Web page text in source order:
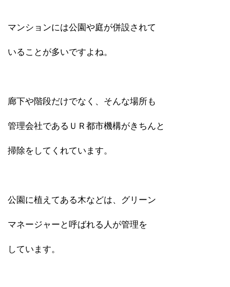
マンションには公園や庭が併設されて
いることが多いですよね。
廊下や階段だけでなく、そんな場所も
管理会社であるＵＲ都市機構がきちんと
掃除をしてくれています。
公園に植えてある木などは、グリーン
マネージャーと呼ばれる人が管理を
しています。